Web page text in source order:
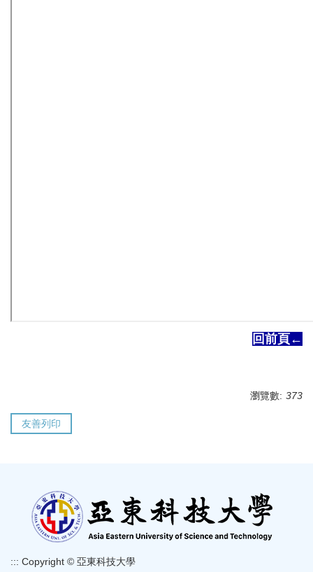
回前頁←
瀏覽數: 373
友善列印
::: Copyright © 亞東科技大學